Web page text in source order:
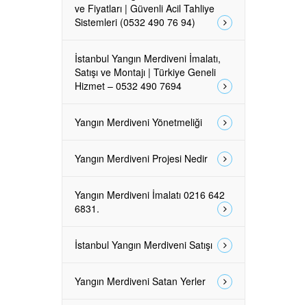
ve Fiyatları | Güvenli Acil Tahliye
Sistemleri (0532 490 76 94)
İstanbul Yangın Merdiveni İmalatı,
Satışı ve Montajı | Türkiye Geneli
Hizmet – 0532 490 7694
Yangın Merdiveni Yönetmeliği
Yangın Merdiveni Projesi Nedir
Yangın Merdiveni İmalatı 0216 642
6831.
İstanbul Yangın Merdiveni Satışı
Yangın Merdiveni Satan Yerler